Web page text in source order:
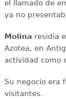
el llamado de
ya no
Molina residía
Azotea, en
actividad como
Su negocio era
visitantes.